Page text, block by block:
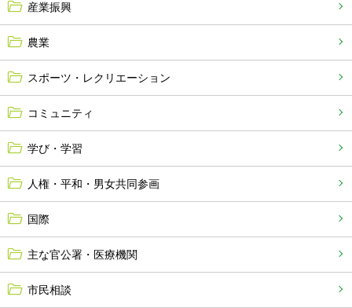
産業振興
農業
スポーツ・レクリエーション
コミュニティ
学び・学習
人権・平和・男女共同参画
国際
主な官公署・医療機関
市民相談